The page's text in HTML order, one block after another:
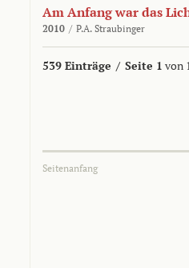
Am Anfang war das
2010 / P.A. Straubinger
539 Einträge / Seite 1 von
Seitenanfang